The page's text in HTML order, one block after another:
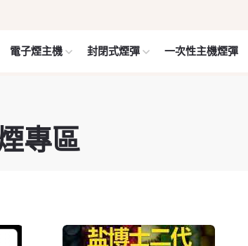
電子煙主機 封閉式煙彈 一次性主機煙彈
專區